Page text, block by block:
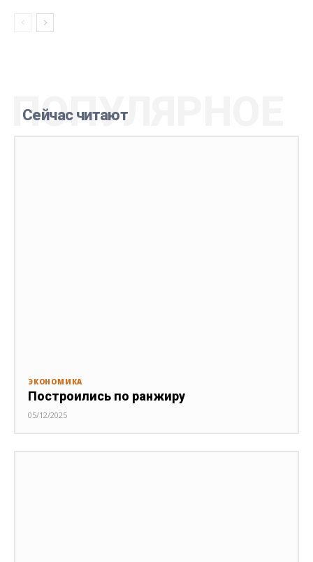
Сейчас читают
ПОПУЛЯРНОЕ
ЭКОНОМИКА
Построились по ранжиру
05/12/2025